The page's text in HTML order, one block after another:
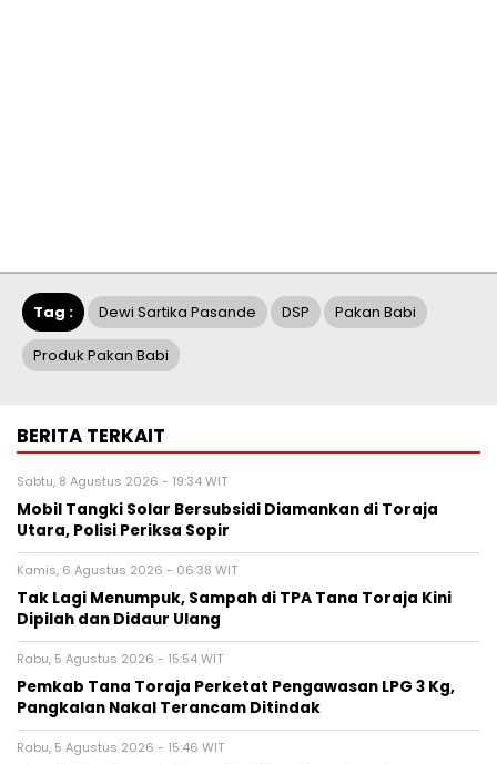
Tag : Dewi Sartika Pasande DSP Pakan Babi
Produk Pakan Babi
BERITA TERKAIT
Sabtu, 8 Agustus 2026 - 19:34 WIT
Mobil Tangki Solar Bersubsidi Diamankan di Toraja
Utara, Polisi Periksa Sopir
Kamis, 6 Agustus 2026 - 06:38 WIT
Tak Lagi Menumpuk, Sampah di TPA Tana Toraja Kini
Dipilah dan Didaur Ulang
Rabu, 5 Agustus 2026 - 15:54 WIT
Pemkab Tana Toraja Perketat Pengawasan LPG 3 Kg,
Pangkalan Nakal Terancam Ditindak
Rabu, 5 Agustus 2026 - 15:46 WIT